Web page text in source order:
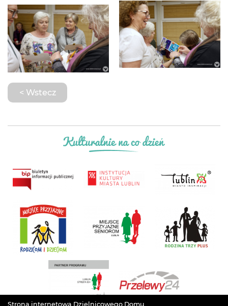
< Wstecz
Strona internetowa Dzielnicowego Domu